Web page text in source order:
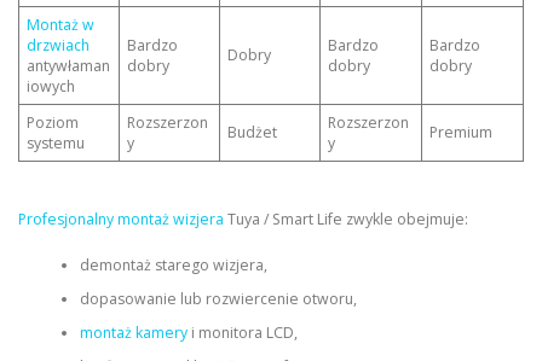
Montaż w
drzwiach
antywłaman
iowych
Bardzo
dobry
Dobry
Bardzo
dobry
Bardzo
dobry
Poziom
systemu
Rozszerzon
y
Budżet
Rozszerzon
y
Premium
Profesjonalny montaż wizjera Tuya / Smart Life zwykle obejmuje:
demontaż starego wizjera,
dopasowanie lub rozwiercenie otworu,
montaż kameryi monitora LCD,